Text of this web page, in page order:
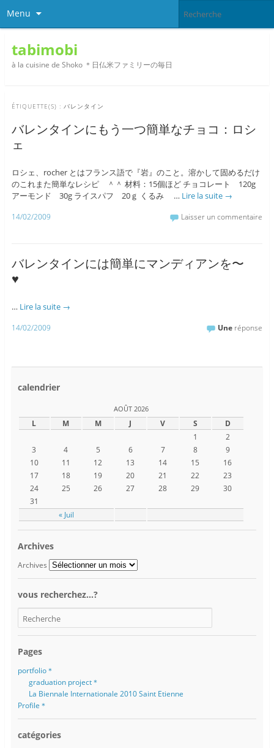
Menu
tabimobi
à la cuisine de Shoko ＊日仏米ファミリーの毎日
ÉTIQUETTE(S) : バレンタイン
バレンタインにもう一つ簡単なチョコ：ロシ
ェ
ロシェ、rocher とはフランス語で『岩』のこと。溶かして固めるだけ
のこれまた簡単なレシピ ＾＾ 材料：15個ほど チョコレート 120g
アーモンド 30g ライスパフ 20ｇ くるみ … Lire la suite →
14/02/2009 Laisser un commentaire
バレンタインには簡単にマンディアンを〜
♥
… Lire la suite →
14/02/2009 Une réponse
calendrier
AOÛT 2026
L M M J V S D
« Juil
1
2
3
4 5 6 7 8
9
10
11 12 13 14 15
16
17
18 19 20 21 22
23
24
25 26 27 28 29
30
31
Archives
Archives
vous recherchez…?
Pages
portfolio＊
graduation project＊
La Biennale Internationale 2010 Saint Etienne
Profile＊
catégories